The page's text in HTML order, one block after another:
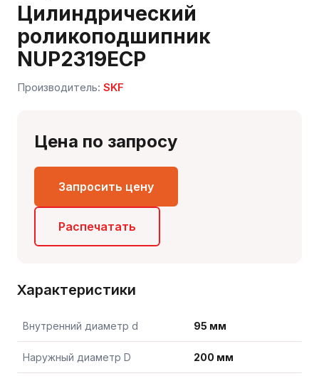
Цилиндрический
роликоподшипник
NUP2319ECP
Производитель: SKF
Цена по запросу
Запросить цену
Распечатать
Характеристики
Внутренний диаметр d 95 мм
Наружный диаметр D 200 мм
Сергей — первый в отрасли ИИ-эксперт по